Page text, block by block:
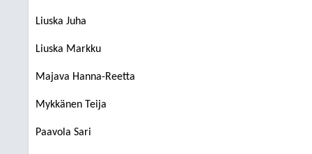
Liuska Juha
Liuska Markku
Majava Hanna-Reetta
Mykkänen Teija
Paavola Sari